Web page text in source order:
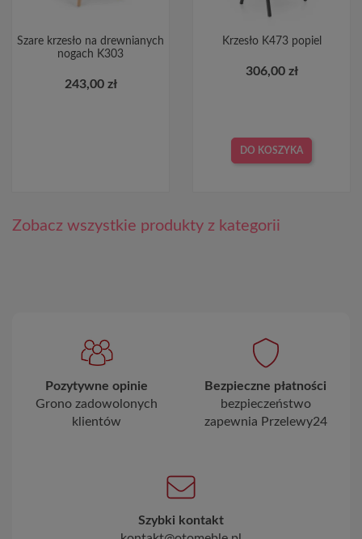
Szare krzesło na drewnianych
nogach K303
243,00 zł
Krzesło K473 popiel
306,00 zł
DO KOSZYKA
Zobacz wszystkie produkty z kategorii
Pozytywne opinie
Grono zadowolonych
klientów
Bezpieczne płatności
bezpieczeństwo
zapewnia Przelewy24
Szybki kontakt